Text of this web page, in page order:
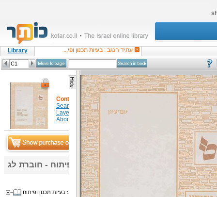
Library עתיד הנגב : בעיות תכנון ופי...
Content
Search in item
Layers
About
עתיד הנגב : בעיות תכנון ופיתוח - חוברת לג
עתיד הנגב: בעיות תכנון ופיתוח